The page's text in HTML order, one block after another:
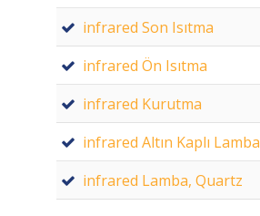
infrared Son Isıtma
infrared Ön Isıtma
infrared Kurutma
infrared Altın Kaplı Lamba
infrared Lamba, Quartz